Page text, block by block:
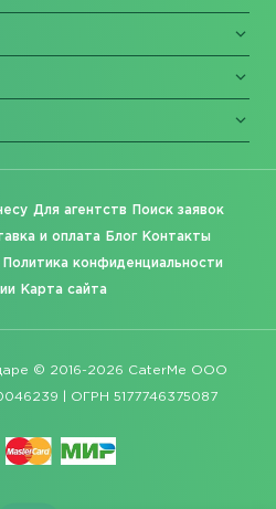
Для агентств Поиск заявок
и оплата Блог Контакты
Политика конфиденциальности
Карта сайта
© 2016-2026 CaterMe ООО
| ОГРН 5177746375087